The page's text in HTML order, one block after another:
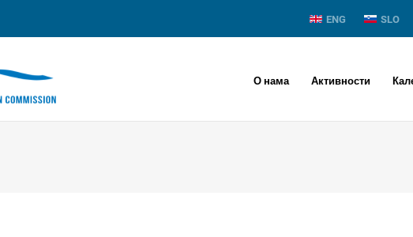
ENG SLO
О нама Активности